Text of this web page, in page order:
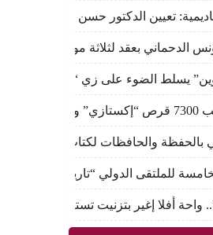
تعيين الدكتور حسن حمائز نائبا
الدحماني بعقد لثلاثة مواسم
والحافظات لكتاب الله في
للملتقى الدولي “تاريخ
واحة أفلا إغير بتزنيت تستعد لإطلاق